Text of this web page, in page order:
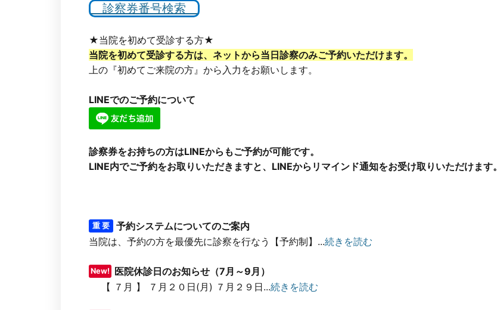
診察券番号検索
★当院を初めて受診する方★
当院を初めて受診する方は、ネットから当日診察のみご予約いただけます。
上の『初めてご来院の方』から入力をお願いします。
LINEでのご予約について
診察券をお持ちの方はLINEからもご予約が可能です。
LINE内でご予約をお取りいただきますと、LINEからリマインド通知をお受け取りいただけます。
重 要
予約システムについてのご案内
当院は、予約の方を最優先に診察を行なう【予約制】...続きを読む
New!
医院休診日のお知らせ（7月～9月）
【 ７月 】 ７月２０日(月) ７月２９日...続きを読む